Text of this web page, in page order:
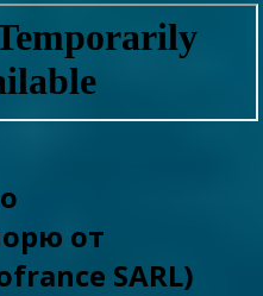
от
SARL)